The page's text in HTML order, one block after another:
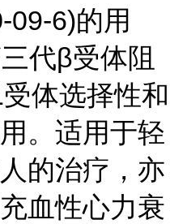
09-6)的用
代β受体阻
体选择性和
。适用于轻
的治疗，亦
血性心力衰